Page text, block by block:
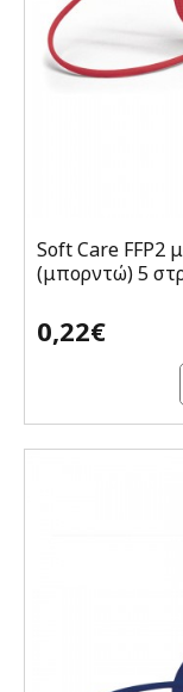
Soft Care FFP2
(μπορντώ) 5
0,22€